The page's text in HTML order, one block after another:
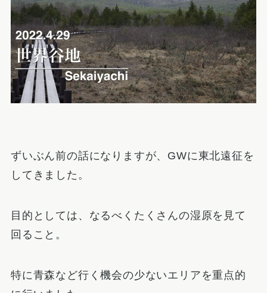
ずいぶん前の話になりますが、GWに東北遠征を
してきました。
目的としては、なるべくたくさんの湿原を見て
回ること。
特に青森など行く機会の少ないエリアを重点的